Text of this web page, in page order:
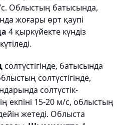
с. Облыстың батысында,
жоғары өрт қаупі
4 қыркүйекте күндіз
солтүстігінде, батысында
солтүстігінде,
солтүстік-
екпіні 15-20 м/с, облыстың
жетеді. Облыста